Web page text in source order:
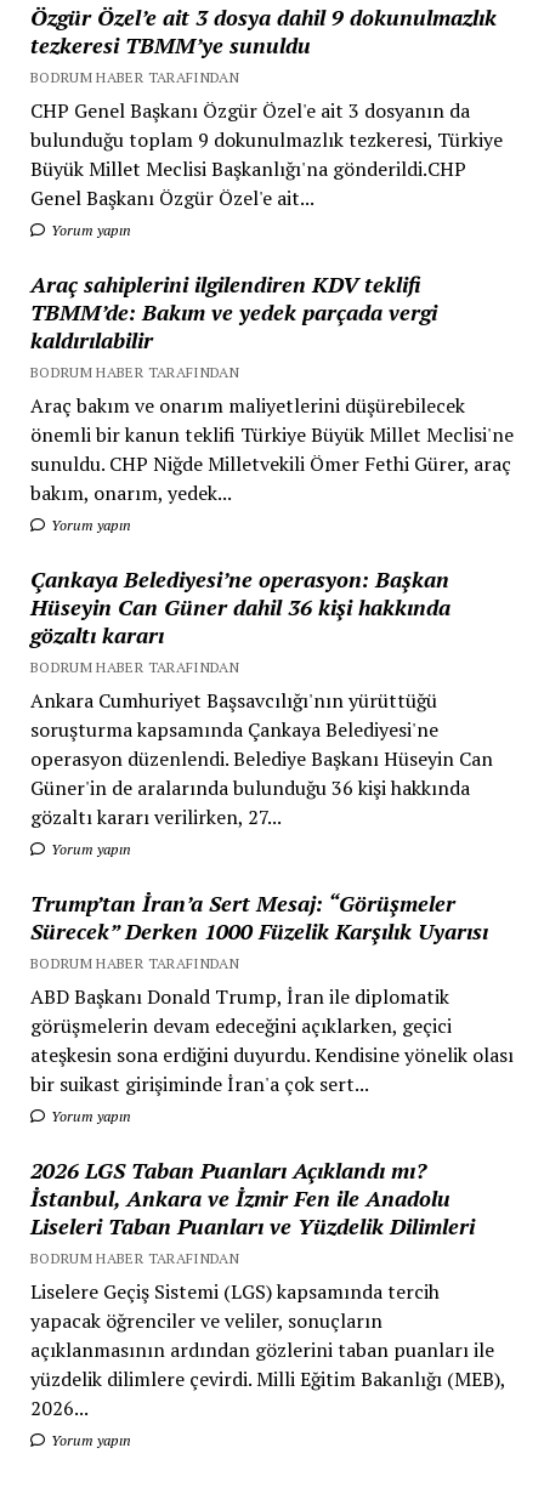
Özgür Özel’e ait 3 dosya dahil 9 dokunulmazlık
tezkeresi TBMM’ye sunuldu
BODRUM HABER TARAFINDAN
CHP Genel Başkanı Özgür Özel'e ait 3 dosyanın da
bulunduğu toplam 9 dokunulmazlık tezkeresi, Türkiye
Büyük Millet Meclisi Başkanlığı'na gönderildi.CHP
Genel Başkanı Özgür Özel'e ait...
Yorum yapın
Araç sahiplerini ilgilendiren KDV teklifi
TBMM’de: Bakım ve yedek parçada vergi
kaldırılabilir
BODRUM HABER TARAFINDAN
Araç bakım ve onarım maliyetlerini düşürebilecek
önemli bir kanun teklifi Türkiye Büyük Millet Meclisi'ne
sunuldu. CHP Niğde Milletvekili Ömer Fethi Gürer, araç
bakım, onarım, yedek...
Yorum yapın
Çankaya Belediyesi’ne operasyon: Başkan
Hüseyin Can Güner dahil 36 kişi hakkında
gözaltı kararı
BODRUM HABER TARAFINDAN
Ankara Cumhuriyet Başsavcılığı'nın yürüttüğü
soruşturma kapsamında Çankaya Belediyesi'ne
operasyon düzenlendi. Belediye Başkanı Hüseyin Can
Güner'in de aralarında bulunduğu 36 kişi hakkında
gözaltı kararı verilirken, 27...
Yorum yapın
Trump’tan İran’a Sert Mesaj: “Görüşmeler
Sürecek” Derken 1000 Füzelik Karşılık Uyarısı
BODRUM HABER TARAFINDAN
ABD Başkanı Donald Trump, İran ile diplomatik
görüşmelerin devam edeceğini açıklarken, geçici
ateşkesin sona erdiğini duyurdu. Kendisine yönelik olası
bir suikast girişiminde İran'a çok sert...
Yorum yapın
2026 LGS Taban Puanları Açıklandı mı?
İstanbul, Ankara ve İzmir Fen ile Anadolu
Liseleri Taban Puanları ve Yüzdelik Dilimleri
BODRUM HABER TARAFINDAN
Liselere Geçiş Sistemi (LGS) kapsamında tercih
yapacak öğrenciler ve veliler, sonuçların
açıklanmasının ardından gözlerini taban puanları ile
yüzdelik dilimlere çevirdi. Milli Eğitim Bakanlığı (MEB),
2026...
Yorum yapın